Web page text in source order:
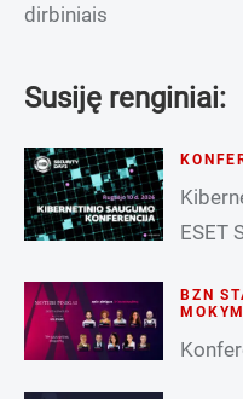
dirbiniais
Susiję renginiai:
ESET
BZN